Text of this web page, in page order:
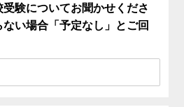
験についてお聞かせくださ
い場合「予定なし」とご回